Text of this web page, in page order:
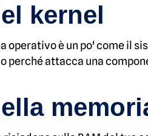
kernel
operativo è un po' come il
perché attacca una